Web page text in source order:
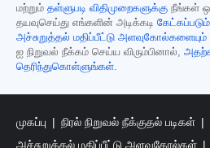
மற்றும் தள்ளுபடி விதிமுறைகளுக்கு நீங்கள்
தயவுசெய்து எங்களின் அடிக்கடி
அச்சுறுத்தல் மதிப்பீட்டு அளவுகோல்களையும்
ஐ நிறுவல் நீக்கம் செய்ய விரும்பினால்,
தெரிந்துகொள்ளுங்கள்
முகப்பு நிரல் நிறுவல் நீக்குதல் படிகள்
அச்சுறுத்தல் மதிப்பீட்டு அளவுகோல்கள்